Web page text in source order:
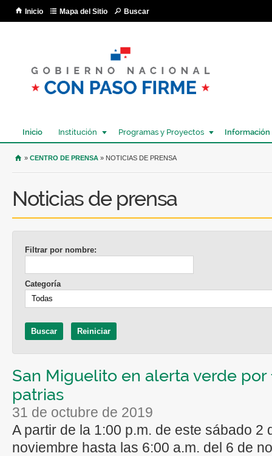
Inicio Mapa del Sitio Buscar
Inicio Institución Programas y Proyectos Información
USTED SE ENCUENTRA AQUÍ
» CENTRO DE PRENSA » NOTICIAS DE PRENSA
Noticias de prensa
Filtrar por nombre:
Categoría
San Miguelito en alerta verde por
patrias
31 de octubre de 2019
A partir de la 1:00 p.m. de este sábado 2
noviembre hasta las 6:00 a.m. del 6 de